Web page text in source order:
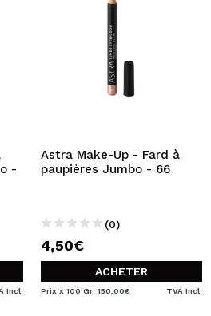
-
Incl.
Astra Make-Up - Fard à
paupières Jumbo - 66
(0)
4,50€
ACHETER
Prix x 100 Gr: 150,00€ TVA Incl.